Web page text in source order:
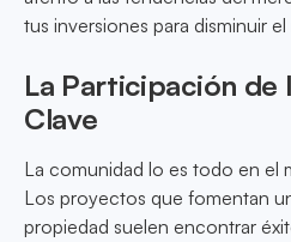
tus inversiones para disminuir
La Participación de
Clave
La comunidad lo es todo en el
Los proyectos que fomentan
propiedad suelen encontrar